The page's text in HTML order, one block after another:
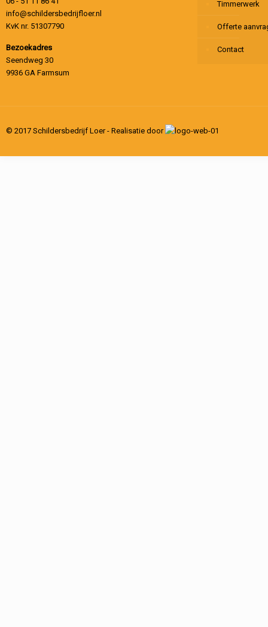
info@schildersbedrijfloer.nl
KvK nr. 51307790
Bezoekadres
Seendweg 30
9936 GA Farmsum
Timmerwerk
Offerte
Contact
© 2017 Schildersbedrijf Loer - Realisatie door